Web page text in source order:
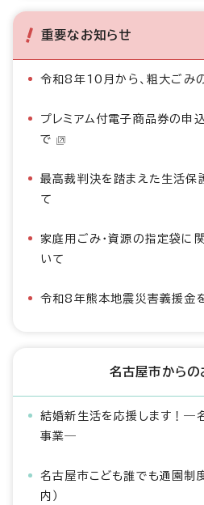
重要なお知らせ
令和8年10月から、粗大ごみ
プレミアム付電子商品券の申
で
最高裁判決を踏まえた生活保
て
家庭用ごみ・資源の指定袋に
いて
令和8年熊本地震災害義援金
名古屋市からの
結婚新生活を応援します！―
事業―
名古屋市こども誰でも通園制
内）